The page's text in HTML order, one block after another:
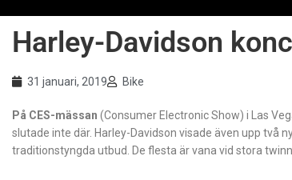
Harley-Davidson
31 januari, 2019 Bike
På CES-mässan (Consumer Electronic Show) i Las
slutade inte där. Harley-Davidson visade även upp två
traditionstyngda utbud. De flesta är vana vid stora